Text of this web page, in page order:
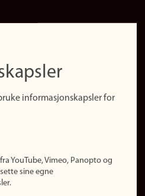
informasjonskapsler for
YouTube, Vimeo, Panopto og
sine egne